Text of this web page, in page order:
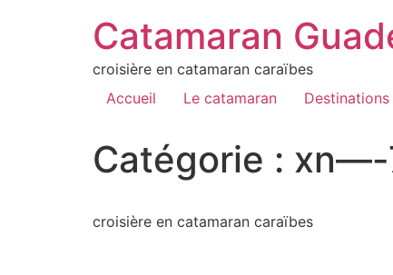
Catamaran
croisière en catamaran caraïbes
Accueil
Le catamaran Destinations
Catégorie : xn—-
croisière en catamaran caraïbes